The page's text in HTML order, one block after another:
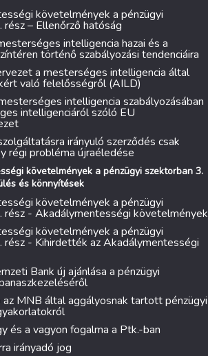
követelmények a pénzügyi
rész – Ellenőrző hatóság
intelligencia hazai és a
történő szabályozási tendenciáira
a mesterséges intelligencia által
való felelősségről (AILD)
intelligencia szabályozásában
intelligenciáról szóló EU
irányuló szerződés csak
régi probléma újraéledése
követelmények a pénzügyi szektorban 3.
és könnyítések
követelmények a pénzügyi
rész - Akadálymentességi követelmények
követelmények a pénzügyi
rész - Kihirdették az Akadálymentességi
Bank új ajánlása a pénzügyi
MNB által aggályosnak tartott pénzügyi
és a vagyon fogalma a Ptk.-ban
irányadó jog